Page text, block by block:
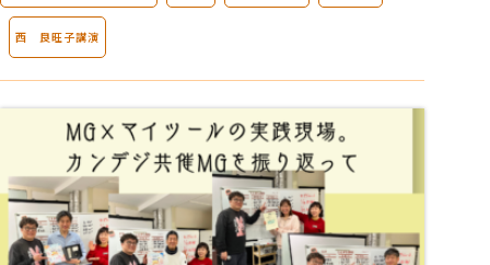
西 良旺子講演